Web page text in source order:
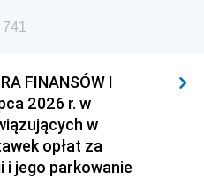
FINANSÓW I
2026 r. w
w
opłat za
i jego parkowanie